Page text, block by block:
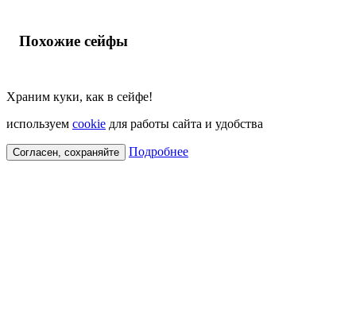
Похожие сейфы
Храним куки, как в сейфе!
используем cookie для работы сайта и удобства
Согласен, сохраняйте Подробнее